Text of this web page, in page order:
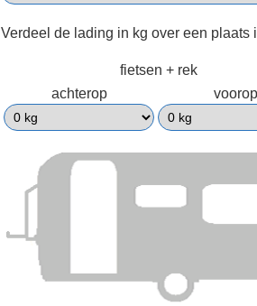
Verdeel de lading in kg over een plaats
fietsen + rek
achterop
voorop